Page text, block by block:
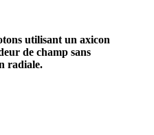
utilisant un axicon
de champ sans
radiale.